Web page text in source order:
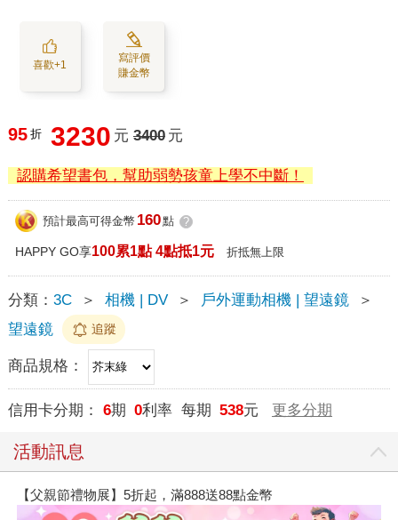
喜歡+1
寫評價
賺金幣
95 折 3230 元 3400 元
認購希望書包，幫助弱勢孩童上學不中斷！
預計最高可得金幣 160點 ?
HAPPY GO享100累1點 4點抵1元 折抵無上限
分類： 3C ＞ 相機 | DV ＞ 戶外運動相機 | 望遠鏡
＞
望遠鏡
追蹤
商品規格：
信用卡分期： 6期 0利率 每期 538元 更多分期
活動訊息
【父親節禮物展】5折起，滿888送88點金幣